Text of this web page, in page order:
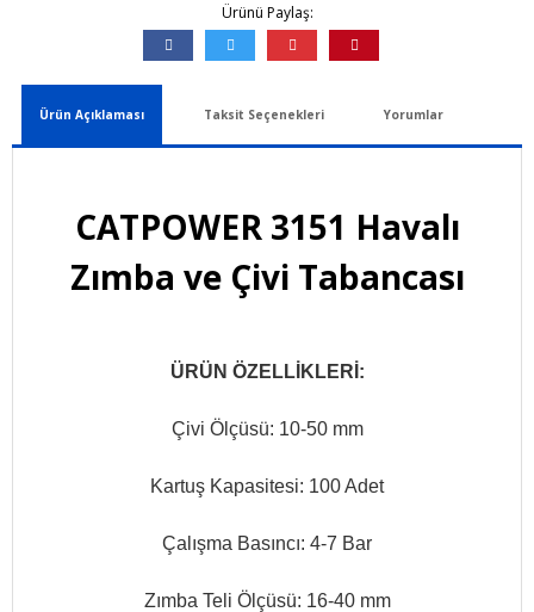
Ürünü Paylaş:
Ürün Açıklaması Taksit Seçenekleri Yorumlar
CATPOWER 3151 Havalı
Zımba ve Çivi Tabancası
ÜRÜN ÖZELLİKLERİ:
Çivi Ölçüsü: 10-50 mm
Kartuş Kapasitesi: 100 Adet
Çalışma Basıncı: 4-7 Bar
Zımba Teli Ölçüsü: 16-40 mm